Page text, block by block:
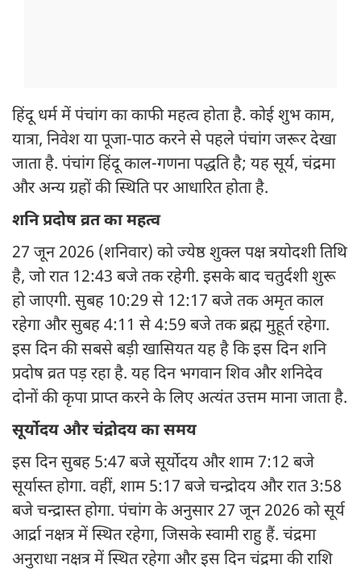
हिंदू धर्म में पंचांग का काफी महत्व होता है. कोई शुभ काम,
यात्रा, निवेश या पूजा-पाठ करने से पहले पंचांग जरूर देखा
जाता है. पंचांग हिंदू काल-गणना पद्धति है; यह सूर्य, चंद्रमा
और अन्य ग्रहों की स्थिति पर आधारित होता है.
शनि प्रदोष व्रत का महत्व
27 जून 2026 (शनिवार) को ज्येष्ठ शुक्ल पक्ष त्रयोदशी तिथि
है, जो रात 12:43 बजे तक रहेगी. इसके बाद चतुर्दशी शुरू
हो जाएगी. सुबह 10:29 से 12:17 बजे तक अमृत काल
रहेगा और सुबह 4:11 से 4:59 बजे तक ब्रह्म मुहूर्त रहेगा.
इस दिन की सबसे बड़ी खासियत यह है कि इस दिन शनि
प्रदोष व्रत पड़ रहा है. यह दिन भगवान शिव और शनिदेव
दोनों की कृपा प्राप्त करने के लिए अत्यंत उत्तम माना जाता है.
सूर्योदय और चंद्रोदय का समय
इस दिन सुबह 5:47 बजे सूर्योदय और शाम 7:12 बजे
सूर्यास्त होगा. वहीं, शाम 5:17 बजे चन्द्रोदय और रात 3:58
बजे चन्द्रास्त होगा. पंचांग के अनुसार 27 जून 2026 को सूर्य
आर्द्रा नक्षत्र में स्थित रहेगा, जिसके स्वामी राहु हैं. चंद्रमा
अनुराधा नक्षत्र में स्थित रहेगा और इस दिन चंद्रमा की राशि